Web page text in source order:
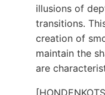
illusions of
transitions.
creation of
maintain the
are